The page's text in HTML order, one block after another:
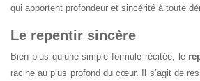
qui apportent profondeur et sincérité à toute
Le repentir sincère
Bien plus qu’une simple formule récitée, le
racine au plus profond du cœur. Il s’agit de